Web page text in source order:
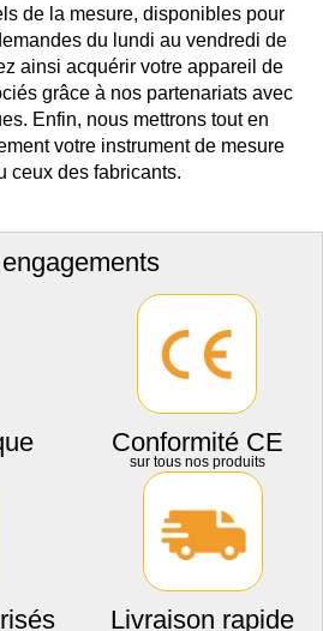
de la mesure, disponibles pour
du lundi au vendredi de
ainsi acquérir votre appareil de
grâce à nos partenariats avec
Enfin, nous mettrons tout en
votre instrument de mesure
ceux des fabricants.
Conformité CE
sur tous nos produits
Livraison rapide